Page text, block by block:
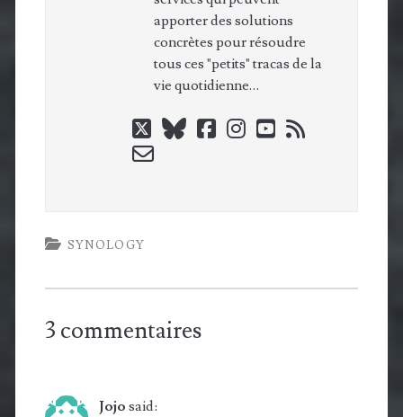
apporter des solutions
concrètes pour résoudre
tous ces "petits" tracas de la
vie quotidienne…
twitterblueskyfacebook
instagram
youtube
rss
email-
SYNOLOGY
3 commentaires
Jojo said: